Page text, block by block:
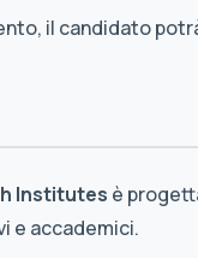
il candidato
Institutes è
e accademici.